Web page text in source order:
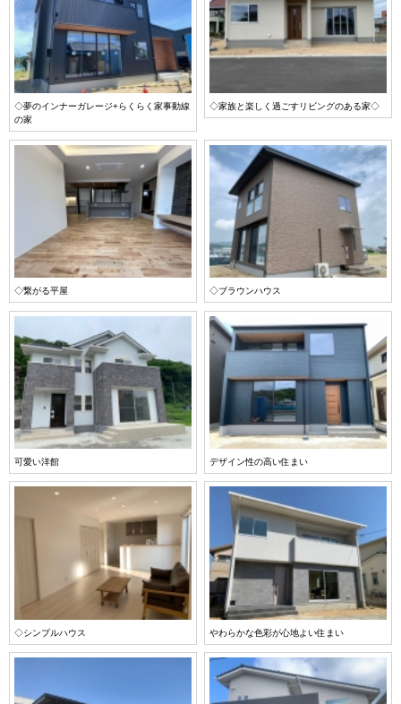
◇夢のインナーガレージ+らくらく家事動線
の家
◇家族と楽しく過ごすリビングのある家◇
◇繋がる平屋 ◇ブラウンハウス
可愛い洋館 デザイン性の高い住まい
◇シンプルハウス やわらかな色彩が心地よい住まい